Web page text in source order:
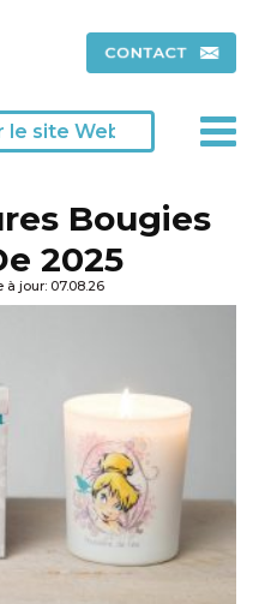
Bougies
2025
à jour: 07.08.26